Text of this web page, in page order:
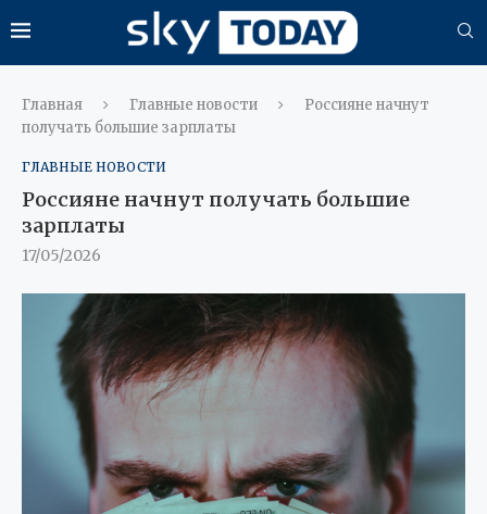
Главная Главные новости
Россияне начнут
получать большие зарплаты
ГЛАВНЫЕ НОВОСТИ
Россияне начнут получать большие
зарплаты
17/05/2026